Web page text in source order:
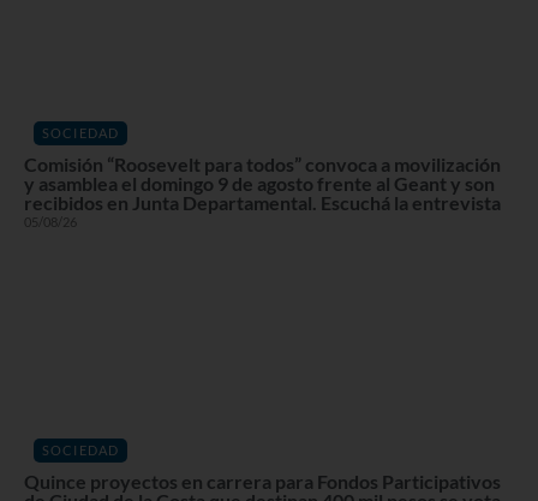
SOCIEDAD
Comisión “Roosevelt para todos” convoca a movilización
y asamblea el domingo 9 de agosto frente al Geant y son
recibidos en Junta Departamental. Escuchá la entrevista
05/08/26
SOCIEDAD
Quince proyectos en carrera para Fondos Participativos